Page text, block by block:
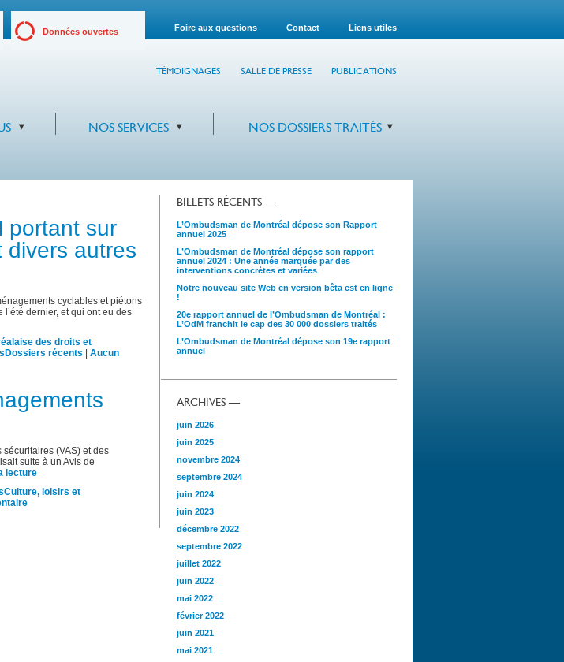
Données ouvertes Foire aux questions Contact Liens utiles
TÉMOIGNAGES SALLE DE PRESSE PUBLICATIONS
NOS SERVICES NOS DOSSIERS TRAITÉS
portant sur
divers autres
cyclables et piétons
dernier, et qui ont eu des
des droits et
Dossiers récents
Aucun
(VAS) et des
suite à un Avis de
lecture
Culture, loisirs et
BILLETS RÉCENTS —
L’Ombudsman de Montréal dépose son Rapport
annuel 2025
L’Ombudsman de Montréal dépose son rapport
annuel 2024 : Une année marquée par des
interventions concrètes et variées
Notre nouveau site Web en version bêta est en ligne
!
20e rapport annuel de l’Ombudsman de Montréal :
L’OdM franchit le cap des 30 000 dossiers traités
L’Ombudsman de Montréal dépose son 19e rapport
annuel
ARCHIVES —
juin 2026
juin 2025
novembre 2024
septembre 2024
juin 2024
juin 2023
décembre 2022
septembre 2022
juillet 2022
juin 2022
mai 2022
février 2022
juin 2021
mai 2021